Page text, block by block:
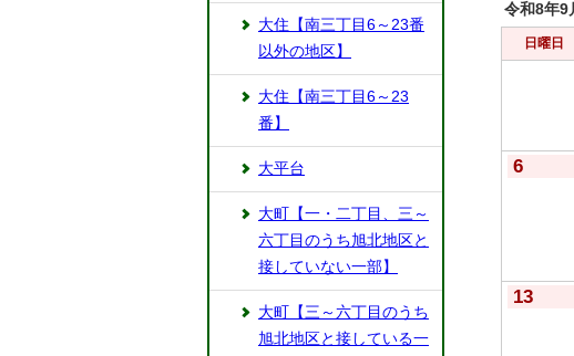
令和8年9
日曜日
6
13
大住【南三丁目6～23番
以外の地区】
大住【南三丁目6～23
番】
大平台
大町【一・二丁目、三～
六丁目のうち旭北地区と
接していない一部】
大町【三～六丁目のうち
旭北地区と接している一